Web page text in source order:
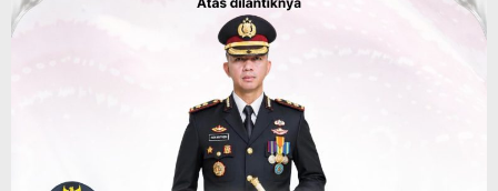
Hari Pramuka ke-65, Kwarcab
Banjarmasin Ziarah ke Makam Pangeran
Antasari dan Gelar Ulang Janji
Advertorial Dinas Kehutanan Kalsel